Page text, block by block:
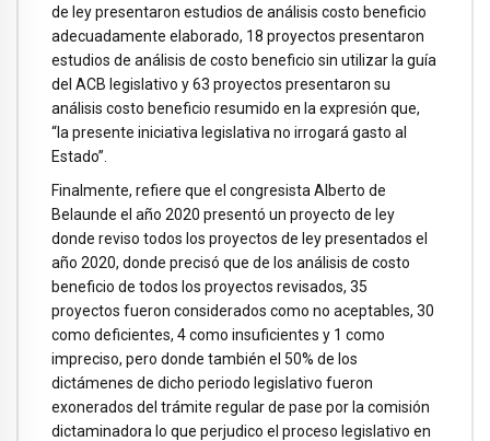
de ley presentaron estudios de análisis costo beneficio
adecuadamente elaborado, 18 proyectos presentaron
estudios de análisis de costo beneficio sin utilizar la guía
del ACB legislativo y 63 proyectos presentaron su
análisis costo beneficio resumido en la expresión que,
“la presente iniciativa legislativa no irrogará gasto al
Estado”.
Finalmente, refiere que el congresista Alberto de
Belaunde el año 2020 presentó un proyecto de ley
donde reviso todos los proyectos de ley presentados el
año 2020, donde precisó que de los análisis de costo
beneficio de todos los proyectos revisados, 35
proyectos fueron considerados como no aceptables, 30
como deficientes, 4 como insuficientes y 1 como
impreciso, pero donde también el 50% de los
dictámenes de dicho periodo legislativo fueron
exonerados del trámite regular de pase por la comisión
dictaminadora lo que perjudico el proceso legislativo en